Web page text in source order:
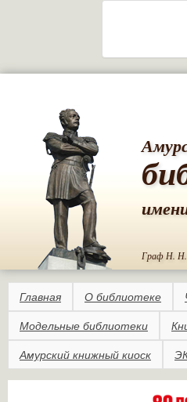
Граф Н. Н.
Главная О библиотеке
Модельные библиотеки
Амурский книжный киоск